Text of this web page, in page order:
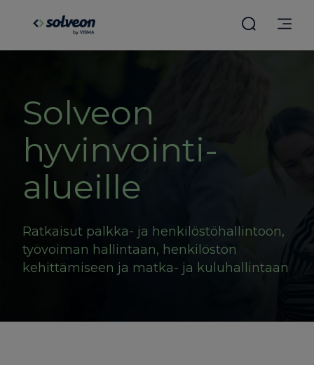
Solveon
hyvinvointi­
alueille
Ratkaisut palkka- ja henkilöstöhallintoon,
työvoiman hallintaan, henkilöstön
kehittämiseen ja matka- ja kuluhallintaan